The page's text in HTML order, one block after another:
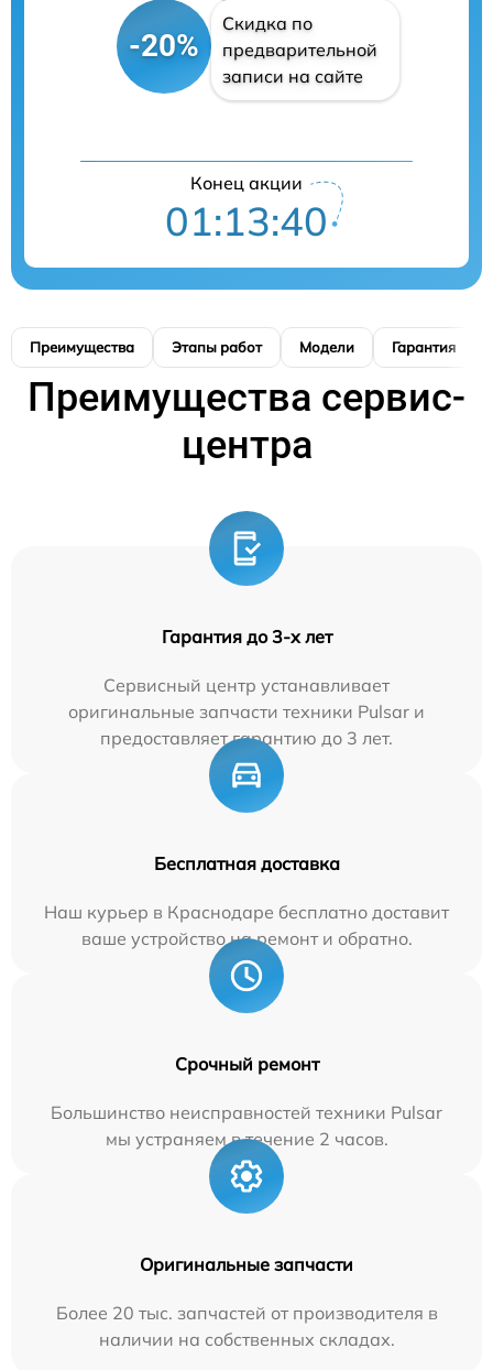
-20%
Скидка по
предварительной
записи на сайте
Конец акции
01:13:39
Преимущества Этапы работ Модели Гарантия
Преимущества сервис-
центра
Гарантия до 3-х лет
Сервисный центр устанавливает
оригинальные запчасти техники Pulsar и
предоставляет гарантию до 3 лет.
Бесплатная доставка
Наш курьер в Краснодаре бесплатно доставит
ваше устройство на ремонт и обратно.
Срочный ремонт
Большинство неисправностей техники Pulsar
мы устраняем в течение 2 часов.
Оригинальные запчасти
Более 20 тыс. запчастей от производителя в
наличии на собственных складах.